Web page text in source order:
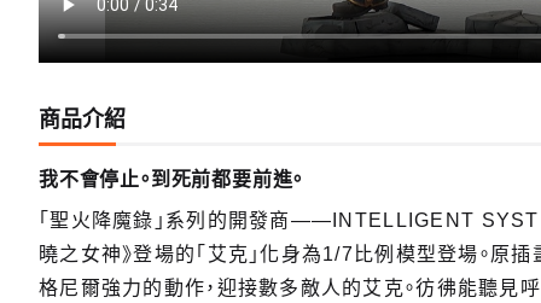
商品介紹
我不會停止。到死前都要前進。
「聖火降魔錄」系列的開發商——INTELLIGENT
曉之女神》登場的「艾克」化身為1/7比例模型登場。原
格尼爾強力的動作，迎接數多敵人的艾克。彷彿能聽見